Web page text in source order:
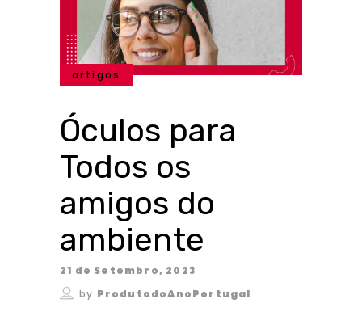
artigos
Óculos para
Todos os
amigos do
ambiente
21 de Setembro, 2023
by ProdutodoAnoPortugal